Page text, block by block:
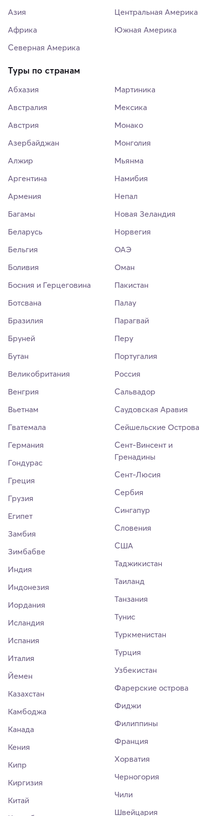
Азия
Африка
Северная Америка
Центральная Америка
Южная Америка
Туры по странам
Абхазия
Австралия
Австрия
Азербайджан
Алжир
Аргентина
Армения
Багамы
Беларусь
Бельгия
Боливия
Босния и Герцеговина
Ботсвана
Бразилия
Бруней
Бутан
Великобритания
Венгрия
Вьетнам
Гватемала
Германия
Гондурас
Греция
Грузия
Египет
Замбия
Зимбабве
Индия
Индонезия
Иордания
Исландия
Испания
Италия
Йемен
Казахстан
Камбоджа
Канада
Кения
Кипр
Киргизия
Китай
Мартиника
Мексика
Монако
Монголия
Мьянма
Намибия
Непал
Новая Зеландия
Норвегия
ОАЭ
Оман
Пакистан
Палау
Парагвай
Перу
Португалия
Россия
Сальвадор
Саудовская Аравия
Сейшельские Острова
Сент-Винсент и
Гренадины
Сент-Люсия
Сербия
Сингапур
Словения
США
Таджикистан
Таиланд
Танзания
Тунис
Туркменистан
Турция
Узбекистан
Фарерские острова
Фиджи
Филиппины
Франция
Хорватия
Черногория
Чили
Швейцария